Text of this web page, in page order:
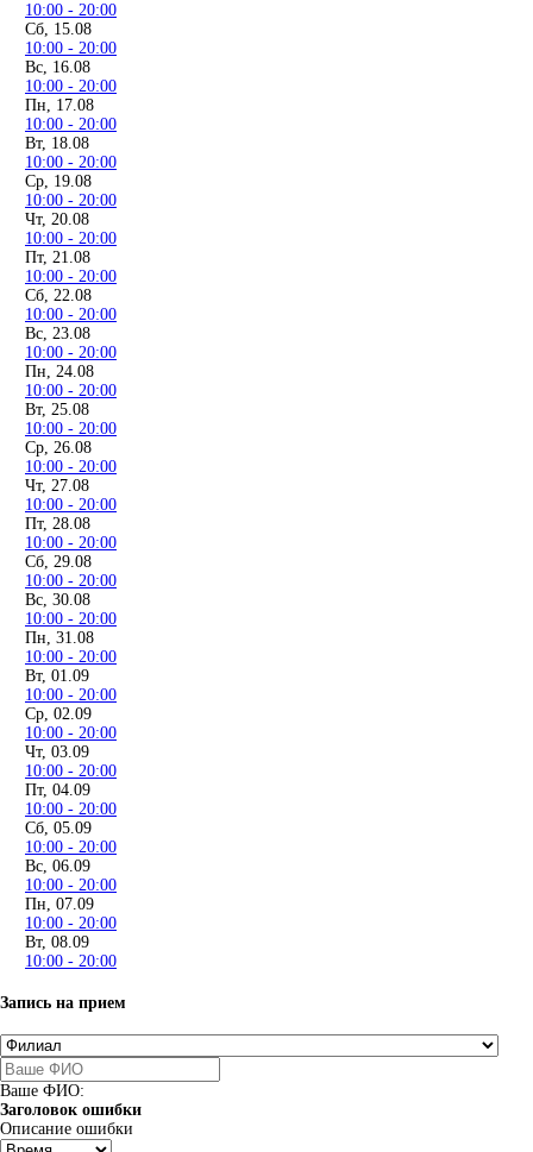
10:00 - 20:00
Сб, 15.08
10:00 - 20:00
Вс, 16.08
10:00 - 20:00
Пн, 17.08
10:00 - 20:00
Вт, 18.08
10:00 - 20:00
Ср, 19.08
10:00 - 20:00
Чт, 20.08
10:00 - 20:00
Пт, 21.08
10:00 - 20:00
Сб, 22.08
10:00 - 20:00
Вс, 23.08
10:00 - 20:00
Пн, 24.08
10:00 - 20:00
Вт, 25.08
10:00 - 20:00
Ср, 26.08
10:00 - 20:00
Чт, 27.08
10:00 - 20:00
Пт, 28.08
10:00 - 20:00
Сб, 29.08
10:00 - 20:00
Вс, 30.08
10:00 - 20:00
Пн, 31.08
10:00 - 20:00
Вт, 01.09
10:00 - 20:00
Ср, 02.09
10:00 - 20:00
Чт, 03.09
10:00 - 20:00
Пт, 04.09
10:00 - 20:00
Сб, 05.09
10:00 - 20:00
Вс, 06.09
10:00 - 20:00
Пн, 07.09
10:00 - 20:00
Вт, 08.09
10:00 - 20:00
Запись на прием
Ваше ФИО:
Заголовок ошибки
Описание ошибки